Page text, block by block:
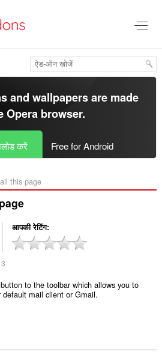
and wallpapers are made
Opera browser.
करें Free for Android
this page‎
आपकी रेटिंग
3
to the toolbar which allows you to
mail client or Gmail.